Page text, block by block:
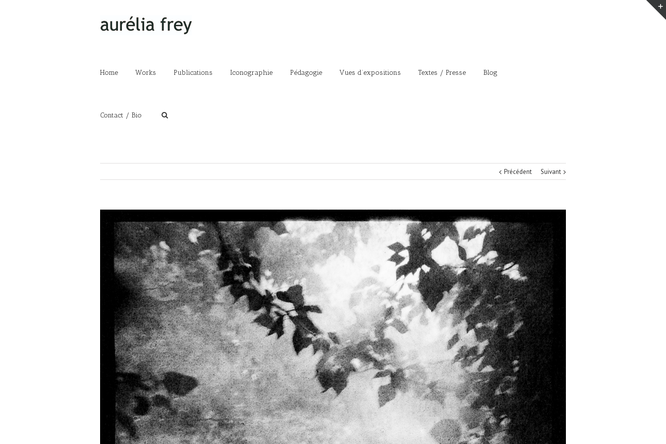
Home Works Publications Iconographie Pédagogie Vues d’expositions Textes / Presse Blog
Contact / Bio
Précédent Suivant